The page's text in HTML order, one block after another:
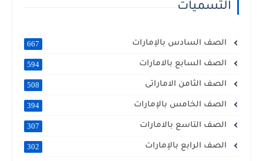
التسميات
الصف السادس بالإمارات 667
الصف السابع بالامارات 594
الصف الثامن الاماراتى 508
الصف الخامس بالإمارات 394
الصف التاسع بالامارات 307
الصف الرابع بالإمارات 302